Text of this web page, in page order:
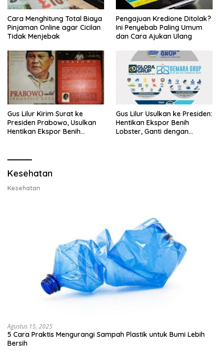
Cara Menghitung Total Biaya
Pinjaman Online agar Cicilan
Tidak Menjebak
Pengajuan Kredione Ditolak?
Ini Penyebab Paling Umum
dan Cara Ajukan Ulang
Gus Lilur Kirim Surat ke
Presiden Prabowo, Usulkan
Hentikan Ekspor Benih
Gus Lilur Usulkan ke Presiden:
Hentikan Ekspor Benih
Lobster, Ganti dengan
Kesehatan
Kesehatan
Agustus 15, 2025
5 Cara Praktis Mengurangi Sampah Plastik untuk Bumi Lebih
Bersih